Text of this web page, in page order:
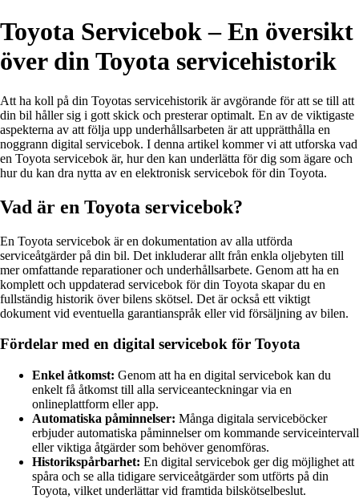
Toyota Servicebok – En översikt
över din Toyota servicehistorik
Att ha koll på din Toyotas servicehistorik är avgörande för att se till att
din bil håller sig i gott skick och presterar optimalt. En av de viktigaste
aspekterna av att följa upp underhållsarbeten är att upprätthålla en
noggrann digital servicebok. I denna artikel kommer vi att utforska vad
en Toyota servicebok är, hur den kan underlätta för dig som ägare och
hur du kan dra nytta av en elektronisk servicebok för din Toyota.
Vad är en Toyota servicebok?
En Toyota servicebok är en dokumentation av alla utförda
serviceåtgärder på din bil. Det inkluderar allt från enkla oljebyten till
mer omfattande reparationer och underhållsarbete. Genom att ha en
komplett och uppdaterad servicebok för din Toyota skapar du en
fullständig historik över bilens skötsel. Det är också ett viktigt
dokument vid eventuella garantianspråk eller vid försäljning av bilen.
Fördelar med en digital servicebok för Toyota
Enkel åtkomst: Genom att ha en digital servicebok kan du
enkelt få åtkomst till alla serviceanteckningar via en
onlineplattform eller app.
Automatiska påminnelser: Många digitala serviceböcker
erbjuder automatiska påminnelser om kommande serviceintervall
eller viktiga åtgärder som behöver genomföras.
Historikspårbarhet: En digital servicebok ger dig möjlighet att
spåra och se alla tidigare serviceåtgärder som utförts på din
Toyota, vilket underlättar vid framtida bilskötselbeslut.